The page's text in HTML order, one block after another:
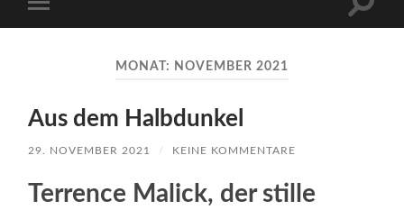
Menü
MONAT: NOVEMBER 2021
Aus dem Halbdunkel
29. NOVEMBER 2021 / KEINE KOMMENTARE
Terrence Malick, der stille